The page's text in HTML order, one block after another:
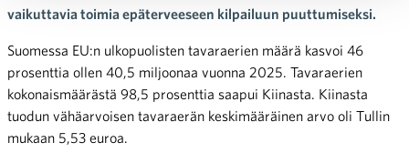
vaikuttavia toimia epäterveeseen kilpailuun puuttumiseksi.
Suomessa EU:n ulkopuolisten tavaraerien määrä kasvoi 46
prosenttia ollen 40,5 miljoonaa vuonna 2025. Tavaraerien
kokonaismäärästä 98,5 prosenttia saapui Kiinasta. Kiinasta
tuodun vähäarvoisen tavaraerän keskimääräinen arvo oli Tullin
mukaan 5,53 euroa.